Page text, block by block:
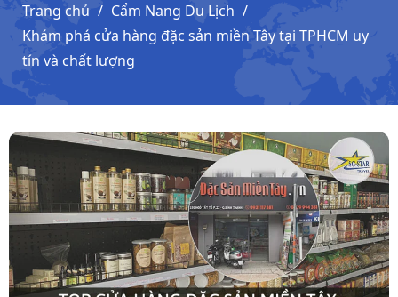
Trang chủ
Cẩm Nang Du Lịch
Khám phá cửa hàng đặc sản miền Tây tại TPHCM uy
tín và chất lượng